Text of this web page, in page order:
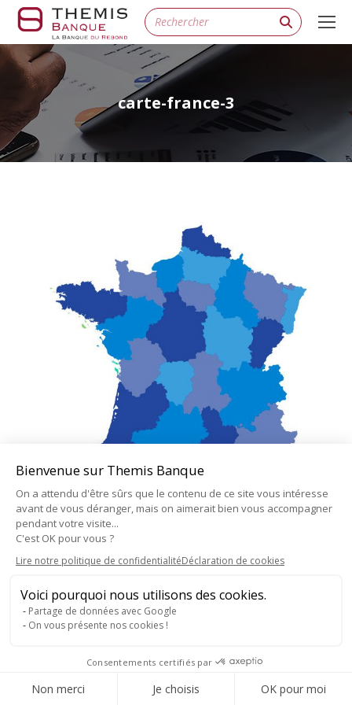
Bienvenue sur Themis Banque
On a attendu d'être sûrs que le contenu de ce site vous intéresse
avant de vous déranger, mais on aimerait bien vous accompagner
pendant votre visite...
C'est OK pour vous ?
Lire notre politique de confidentialitéDéclaration de cookies
Voici pourquoi nous utilisons des cookies.
Partage de données avec Google
On vous présente nos cookies !
Consentements certifiés par
Non merci Je choisis OK pour moi
Consentement RGPD
Search:
carte-france-3
2018-2025 - Thémis Banque - tous droits réservés